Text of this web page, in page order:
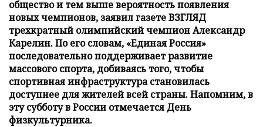
общество и тем выше вероятность появления
новых чемпионов, заявил газете ВЗГЛЯД
трехкратный олимпийский чемпион Александр
Карелин. По его словам, «Единая Россия»
последовательно поддерживает развитие
массового спорта, добиваясь того, чтобы
спортивная инфраструктура становилась
доступнее для жителей всей страны. Напомним, в
эту субботу в России отмечается День
физкультурника.